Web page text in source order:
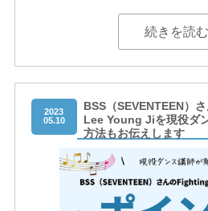
続きを読む
2023
05.10
BSS（SEVENTEEN）
Lee Young Jiを現役ダ
方法もお伝えします